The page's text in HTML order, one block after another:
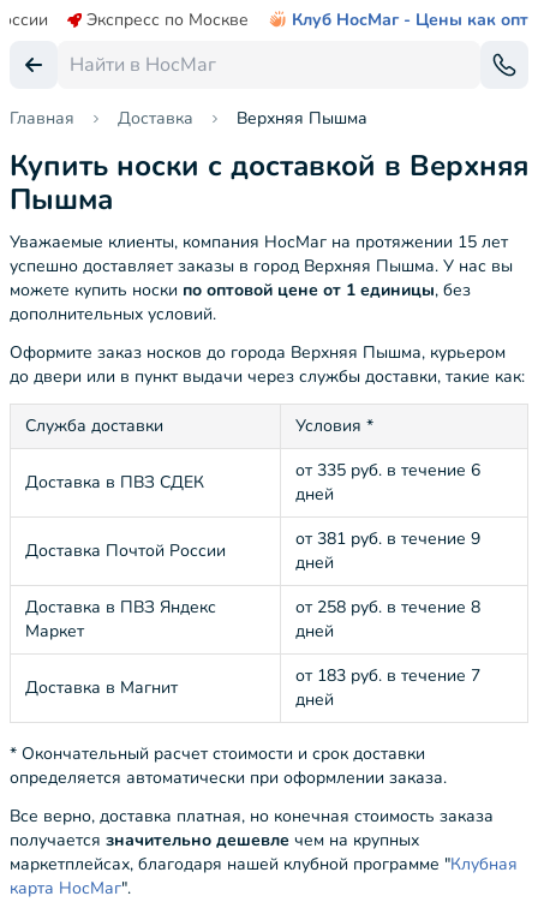
Экспресс по Москве Клуб НосМаг - Цены как опт
Главная Доставка Верхняя Пышма
Купить носки с доставкой в Верхняя
Пышма
Уважаемые клиенты, компания НосМаг на протяжении 15 лет
успешно доставляет заказы в город Верхняя Пышма. У нас вы
можете купить носки по оптовой цене от 1 единицы, без
дополнительных условий.
Оформите заказ носков до города Верхняя Пышма, курьером
до двери или в пункт выдачи через службы доставки, такие как:
Служба доставки Условия *
Доставка в ПВЗ СДЕК
от 335 руб. в течение 6
дней
Доставка Почтой России
от 381 руб. в течение 9
дней
Доставка в ПВЗ Яндекс
Маркет
от 258 руб. в течение 8
дней
Доставка в Магнит
от 183 руб. в течение 7
дней
* Окончательный расчет стоимости и срок доставки
определяется автоматически при оформлении заказа.
Все верно, доставка платная, но конечная стоимость заказа
получается значительно дешевле чем на крупных
маркетплейсах, благодаря нашей клубной программе "Клубная
карта НосМаг".